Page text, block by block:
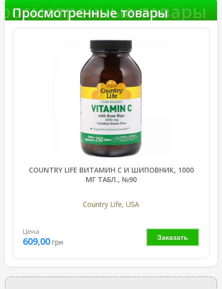
товары
Просмотренные товары
COUNTRY LIFE ВИТАМИН C И ШИПОВНИК, 1000
МГ ТАБЛ., №90
Country Life, USA
Заказать
Цена
609,00 грн